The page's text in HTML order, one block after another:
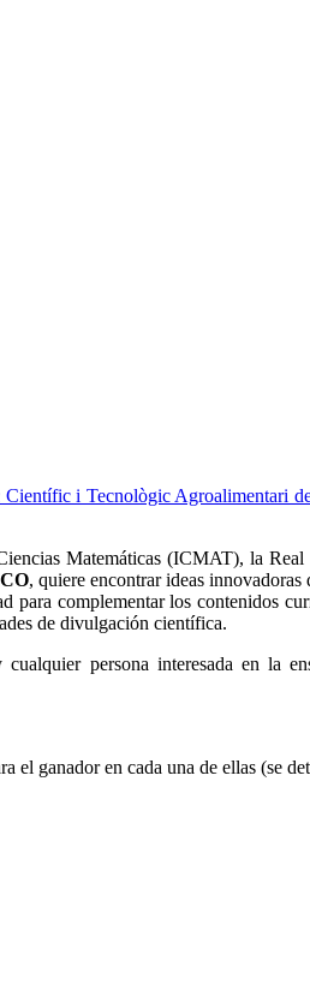
Científic i Tecnològic Agroalimentari
Matemáticas (ICMAT), la
, quiere encontrar ideas
complementar los contenidos
de divulgación científica.
persona interesada en la
el ganador en cada una de ellas (se